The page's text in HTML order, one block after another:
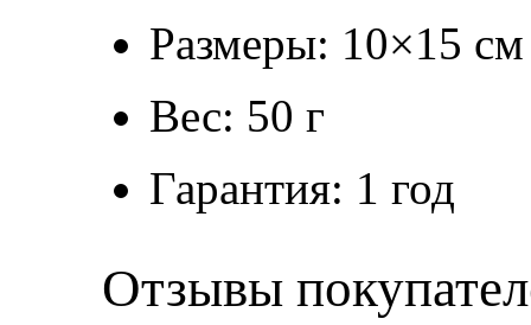
Размеры: 10×15 см
Вес: 50 г
Гарантия: 1 год
Отзывы